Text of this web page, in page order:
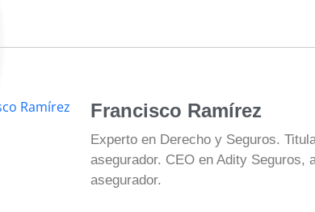
Francisco Ramírez
Experto en Derecho y Seguros.
asegurador. CEO en Adity Seguros,
asegurador.